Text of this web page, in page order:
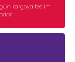
kargoya teslim